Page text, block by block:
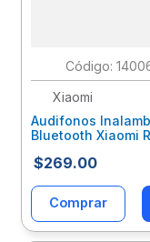
:
Xiaomi
Audifonos
Bluetooth Xiaomi
Redmi Buds 6 Play
$269.00
Comprar